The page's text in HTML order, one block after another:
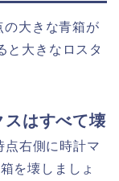
の大きな青箱が
と大きなロスタ
スはすべて壊
点右側に時計マ
を壊しましょ